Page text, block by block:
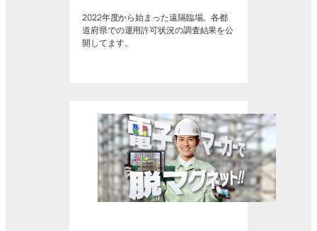
2022年度から始まった遠隔臨場。各都
道府県での運用許可状況の調査結果を公
開してます。